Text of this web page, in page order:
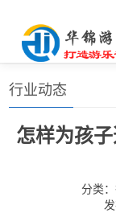
首页>>新闻中心>>
行业动态
怎样为孩
分类：